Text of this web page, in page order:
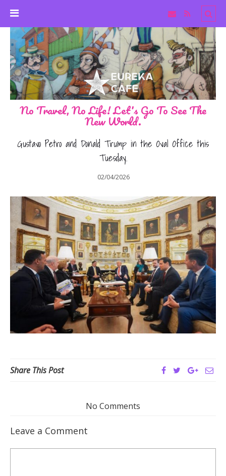
No Travel, No Life! Let's Go To See The
New World.
Gustavo Petro and Donald Trump in the Oval Office this
Tuesday.
02/04/2026
Share This Post
No Comments
Leave a Comment